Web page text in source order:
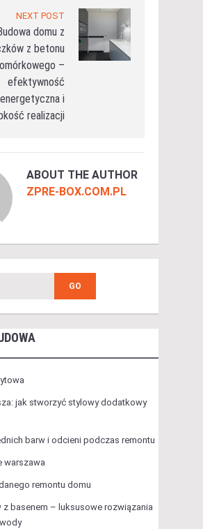
NEXT POST
domu z
z betonu
–
efektywność
energetyczna i
realizacji
ABOUT THE AUTHOR
ZPRE-BOX.COM.PL
jak stworzyć stylowy dodatkowy
barw i odcieni podczas remontu
warszawa
remontu domu
z basenem – luksusowe rozwiązania